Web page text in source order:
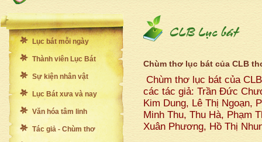
Lục bát mỗi ngày
Thành viên Lục Bát
Sự kiện nhân vật
Lục Bát xưa và nay
Văn hóa tâm linh
Tác giả - Chùm thơ
Chùm thơ lục bát của CLB
Chùm thơ lục bát của
các tác giả: Trần Đức
Kim Dung, Lê Thị Ngoạn,
Minh Thu, Thu Hà, Phạm
Xuân Phương, Hồ Thị